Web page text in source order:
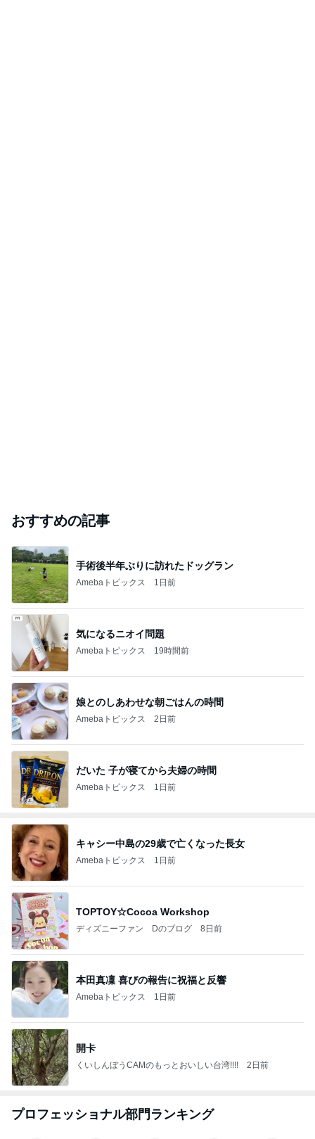
おすすめの記事
手術後半年ぶりに訪れたドッグラン
Amebaトピックス 1日前
気になるニオイ問題
Amebaトピックス 19時間前
娘とのしあわせな朝ごはんの時間
Amebaトピックス 2日前
だいた 子が寝てから夫婦の時間
Amebaトピックス 1日前
キャシー中島の29歳で亡くなった長女
Amebaトピックス 1日前
TOPTOY☆Cocoa Workshop
ディズニーファン Dのブログ 8日前
本田真凜 喜びの報告に祝福と反響
Amebaトピックス 1日前
開卡
くいしんぼうCAMのもっとおいしい台湾!!!! 2日前
プロフェッショナル部門ランキング